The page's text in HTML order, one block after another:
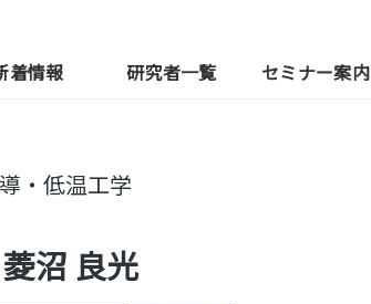
着情報 研究者一覧 セミナー案内
・低温工学
菱沼 良光